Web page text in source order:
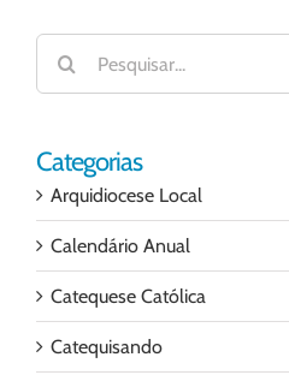
Buscar
resultados
para:
Categorias
Arquidiocese Local
Calendário Anual
Catequese Católica
Catequisando